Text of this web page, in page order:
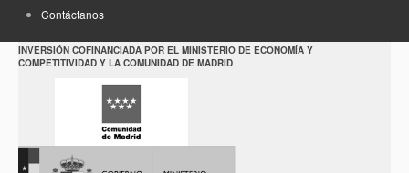
Contáctanos
INVERSIÓN COFINANCIADA POR EL MINISTERIO DE ECONOMÍA Y
COMPETITIVIDAD Y LA COMUNIDAD DE MADRID